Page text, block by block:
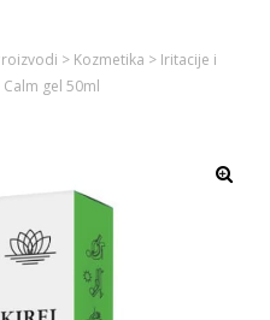
> Kozmetika > Iritacije i
Calm gel 50ml